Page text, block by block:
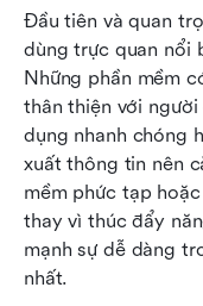
Đầu tiên và quan
dùng trực quan nổi
Những phần mềm
thân thiện với
dụng nhanh chóng
xuất thông tin nên
mềm phức tạp
thay vì thúc đẩy
mạnh sự dễ dàng
nhất.